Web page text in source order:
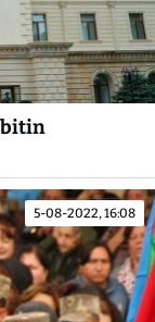
5-08-2022, 16:08